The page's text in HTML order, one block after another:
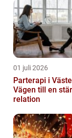
01 juli 2026
Parterapi i
Vägen till en
relation